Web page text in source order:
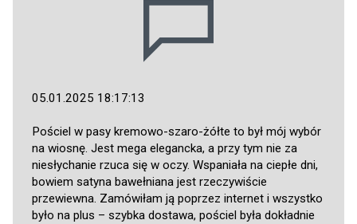
05.01.2025 18:17:13
Pościel w pasy kremowo-szaro-żółte to był mój wybór
na wiosnę. Jest mega elegancka, a przy tym nie za
niesłychanie rzuca się w oczy. Wspaniała na ciepłe dni,
bowiem satyna bawełniana jest rzeczywiście
przewiewna. Zamówiłam ją poprzez internet i wszystko
było na plus – szybka dostawa, pościel była dokładnie